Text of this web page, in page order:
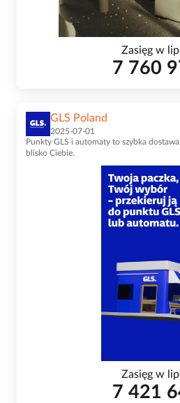
Zasięg w
7 760
GLS Poland
2025-07-01
Punkty GLS i automaty to szybka
blisko Ciebie.
Zasięg w
7 421